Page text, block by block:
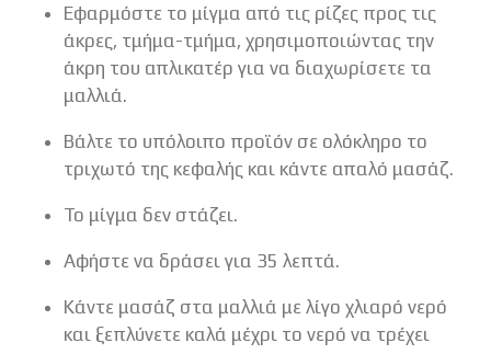
Εφαρμόστε το μίγμα από τις ρίζες προς τις
άκρες, τμήμα-τμήμα, χρησιμοποιώντας την
άκρη του απλικατέρ για να διαχωρίσετε τα
μαλλιά.
Βάλτε το υπόλοιπο προϊόν σε ολόκληρο το
τριχωτό της κεφαλής και κάντε απαλό μασάζ.
Το μίγμα δεν στάζει.
Αφήστε να δράσει για 35 λεπτά.
Κάντε μασάζ στα μαλλιά με λίγο χλιαρό νερό
και ξεπλύνετε καλά μέχρι το νερό να τρέχει